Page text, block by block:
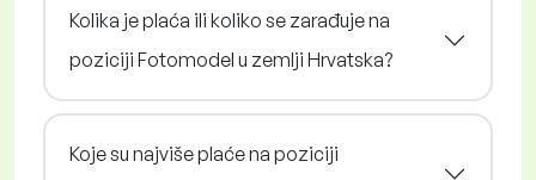
Kolika je plaća ili koliko se zarađuje na
poziciji Fotomodel u zemlji Hrvatska?
Koje su najviše plaće na poziciji